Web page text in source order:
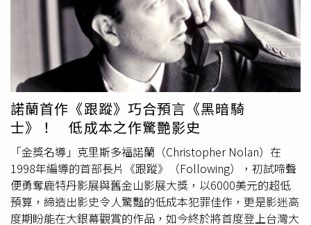
街頭張貼尋物啟事，雖然強調該畫具有「極高的情感價
值」，但為了防範歹徒，刻意隱瞞了畫家姓名與真實昂貴身
價。與此同時，正好與家人前往塞維亞度週末的57歲男子烏
爾塔多，在街上發現了這幅被遺忘的畫作，他純粹是覺得那
幅沉穩的金色古典畫框非常好看，以為是有人不要的家具垃
圾，便將其塞進後車廂帶回了325英里（約525公里）外的
家中。回到家後，烏爾塔多出於好奇，利用生成式人工智慧
（AI）對這幅畫進行了圖像檢索，沒想到AI給出的評估價格
高得令人咋舌，並指出這極可能是索羅亞的真跡。半信半疑
的烏爾塔多隨即將照片傳給馬德里的一家知名拍賣行進行專
家鑑定，鑑定人員迅速回覆他，該畫作就是索羅亞大師真
跡，市值至少15萬歐元（約新台幣548萬元）。不過烏爾塔
多在社群媒體上看到索羅亞真跡失竊的報導，確認自己撿到
諾蘭首作《跟蹤》巧合預言《黑暗騎
士》！ 低成本之作驚艷影史
「金獎名導」克里斯多福諾蘭（Christopher Nolan）在
1998年編導的首部長片《跟蹤》（Following），初試啼聲
便勇奪鹿特丹影展與舊金山影展大獎，以6000美元的超低
預算，締造出影史令人驚豔的低成本犯罪佳作，更是影迷高
度期盼能在大銀幕觀賞的作品，如今終於將首度登上台灣大